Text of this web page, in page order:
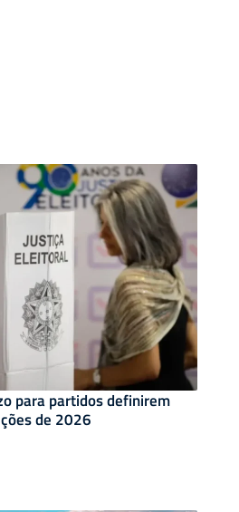
para partidos definirem
de 2026